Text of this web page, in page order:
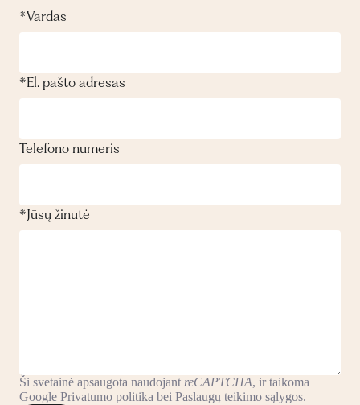
*Vardas
*El. pašto adresas
Telefono numeris
*Jūsų žinutė
Ši svetainė apsaugota naudojant reCAPTCHA, ir taikoma
Google Privatumo politika bei Paslaugų teikimo sąlygos.